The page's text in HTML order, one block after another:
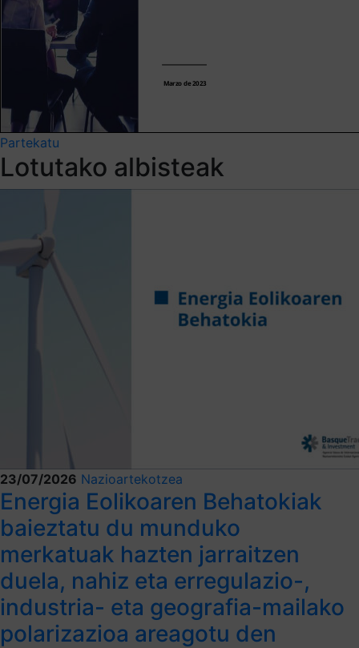
Partekatu
Lotutako albisteak
23/07/2026 Nazioartekotzea
Energia Eolikoaren Behatokiak
baieztatu du munduko
merkatuak hazten jarraitzen
duela, nahiz eta erregulazio-,
industria- eta geografia-mailako
polarizazioa areagotu den